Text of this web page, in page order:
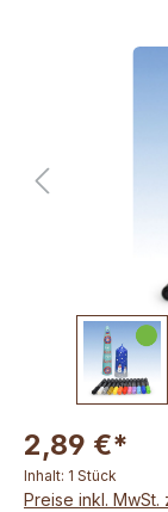
Bildergalerie
2,89 €*
Inhalt: 1 Stück
Preise inkl.